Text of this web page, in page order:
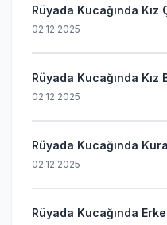
Rüyada Kucağında Kız
02.12.2025
Rüyada Kucağında Kız
02.12.2025
Rüyada Kucağında
02.12.2025
Rüyada Kucağında